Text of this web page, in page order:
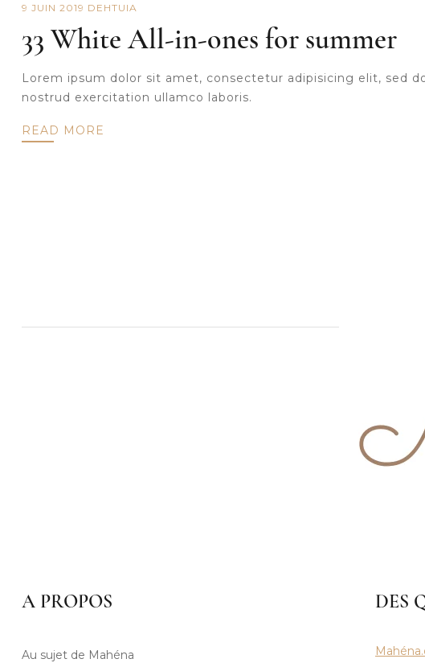
9 JUIN 2019 DE HTUIA
33 White All-in-ones for summer
Lorem ipsum dolor sit amet, consectetur adipisicing elit, sed
nostrud exercitation ullamco laboris.
READ MORE
A PROPOS
Au sujet de Mahéna
DES